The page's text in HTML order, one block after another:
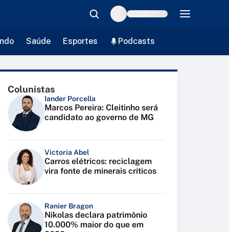
Saúde Esportes Podcasts
Colunistas
Iander Porcella
Marcos Pereira: Cleitinho será
candidato ao governo de MG
Victoria Abel
Carros elétricos: reciclagem
vira fonte de minerais críticos
Ranier Bragon
Nikolas declara patrimônio
10.000% maior do que em